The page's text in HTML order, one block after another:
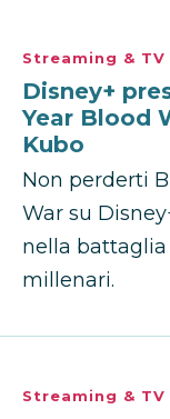
Streaming & TV
Disney+
Year Blood
Kubo
Non perderti
War su
nella
millenari.
Streaming & TV